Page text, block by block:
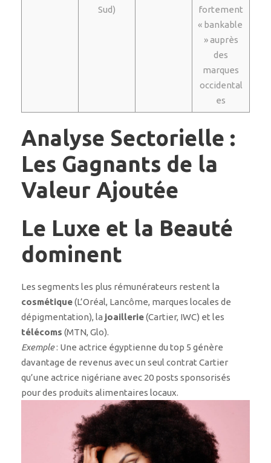
Sud)
fortement
« bankable
» auprès
des
marques
occidental
es
Analyse Sectorielle :
Les Gagnants de la
Valeur Ajoutée
Le Luxe et la Beauté
dominent
Les segments les plus rémunérateurs restent la
cosmétique(L’Oréal, Lancôme, marques locales de
dépigmentation), la joaillerie(Cartier, IWC) et les
télécoms (MTN, Glo).
Exemple: Une actrice égyptienne du top 5 génère
davantage de revenus avec un seul contrat Cartier
qu’une actrice nigériane avec 20 posts sponsorisés
pour des produits alimentaires locaux.